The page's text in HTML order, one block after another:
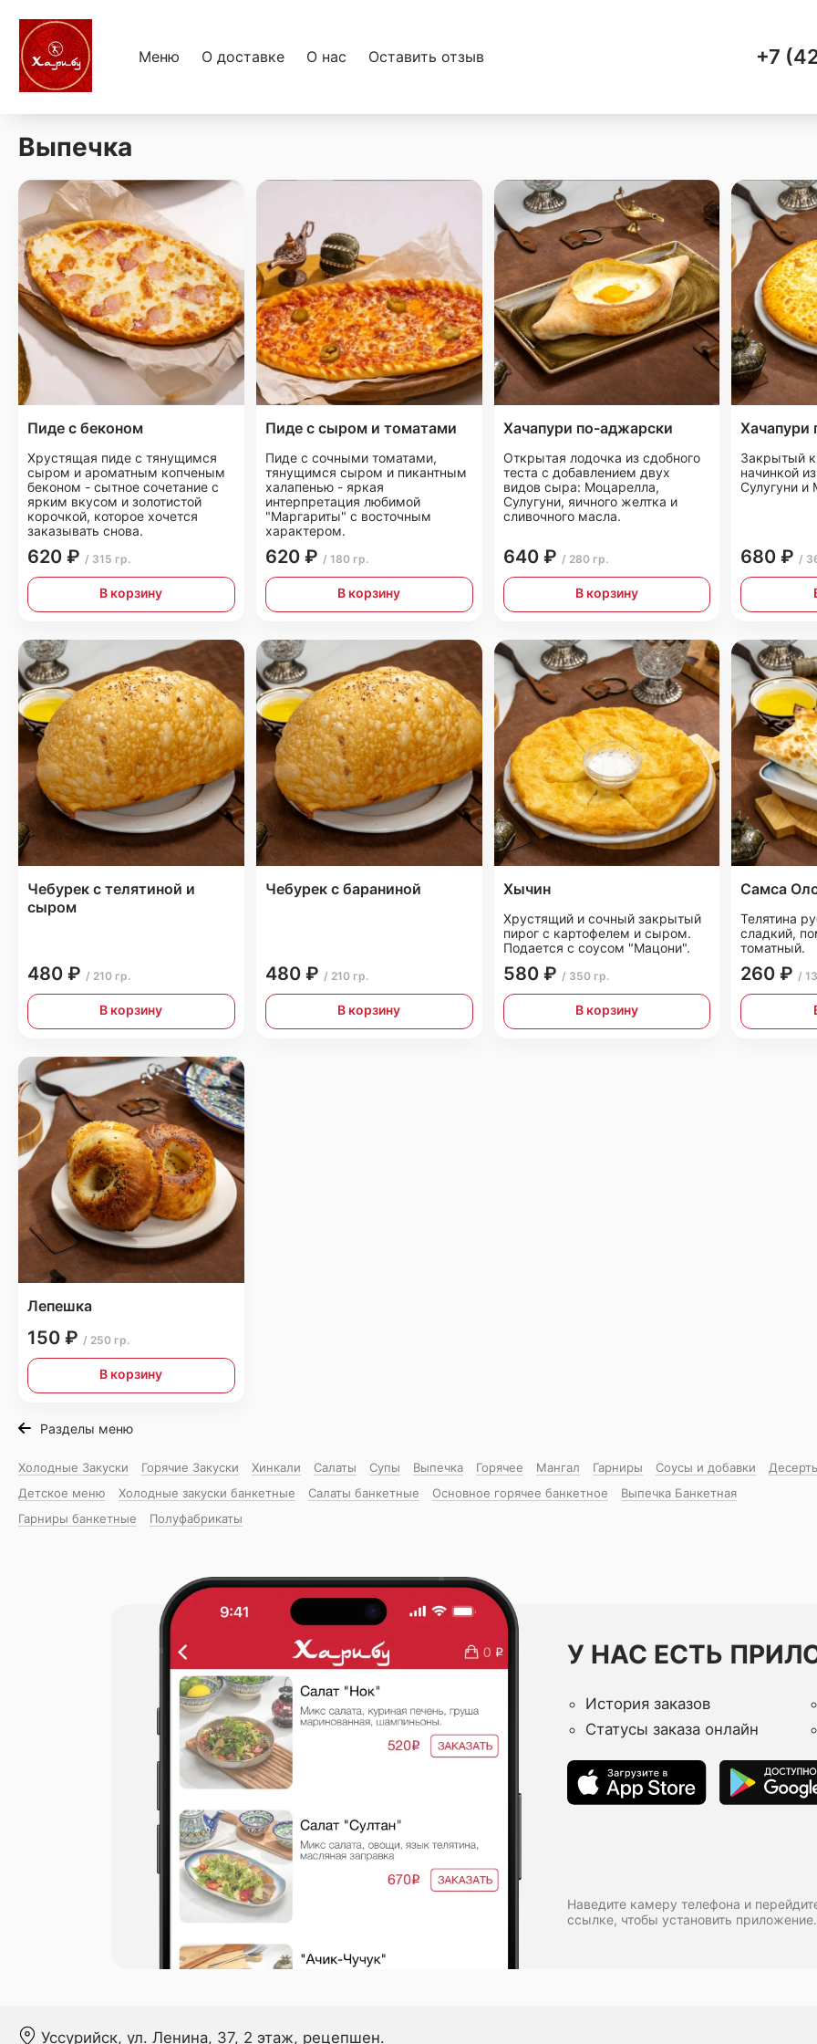
Меню О доставке О нас Оставить отзыв +7
Выпечка
Пиде с беконом
Хрустящая пиде с тянущимся
сыром и ароматным копченым
беконом - сытное сочетание с
ярким вкусом и золотистой
корочкой, которое хочется
заказывать снова.
620 ₽ / 315 гр.
В корзину
Пиде с сыром и томатами
Пиде с сочными томатами,
тянущимся сыром и пикантным
халапенью - яркая
интерпретация любимой
"Маргариты" с восточным
характером.
620 ₽ / 180 гр.
В корзину
Хачапури по-аджарски
Открытая лодочка из сдобного
теста с добавлением двух
видов сыра: Моцарелла,
Сулугуни, яичного желтка и
сливочного масла.
640 ₽ / 280 гр.
В корзину
Хачапури
Закрытый
начинкой
Сулугуни и
680 ₽ /
Чебурек с телятиной и
сыром
480 ₽ / 210 гр.
В корзину
Чебурек с бараниной
480 ₽ / 210 гр.
В корзину
Хычин
Хрустящий и сочный закрытый
пирог с картофелем и сыром.
Подается с соусом "Мацони".
580 ₽ / 350 гр.
В корзину
Самса
Телятина
сладкий,
томатный.
260 ₽ /
Лепешка
150 ₽ / 250 гр.
В корзину
Разделы меню
Холодные Закуски Горячие Закуски Хинкали Салаты Супы Выпечка Горячее Мангал Гарниры Соусы и добавки
Детское меню
Холодные закуски банкетные Салаты банкетные Основное горячее банкетное
Выпечка Банкетная
Гарниры банкетные
Полуфабрикаты
У НАС ЕСТЬ
История заказов
Статусы заказа онлайн
Наведите камеру телефона и
ссылке, чтобы установить приложение.
Уссурийск, ул. Ленина, 37, 2 этаж, рецепшен.